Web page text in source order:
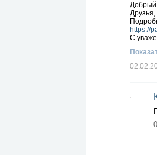
Добрый
https://
С